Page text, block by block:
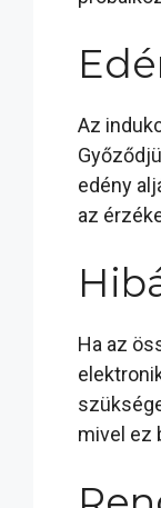
Az
edény
az
Ha az
mivel ez